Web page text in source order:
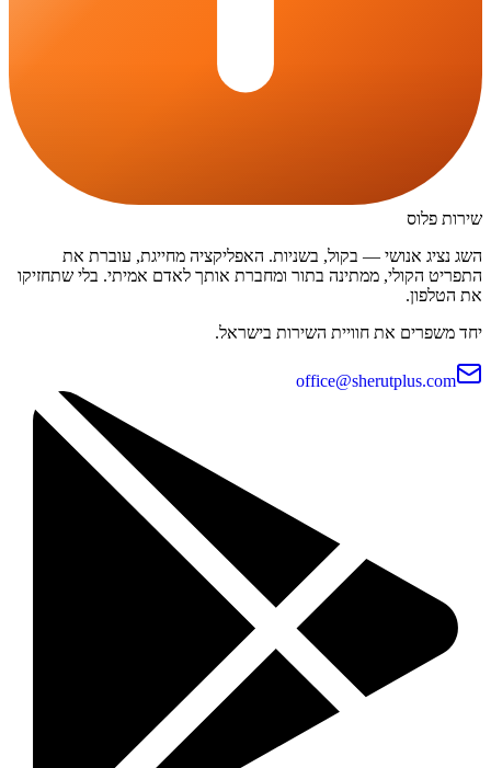
שירות פלוס
השג נציג אנושי — בקול, בשניות. האפליקציה מחייגת, עוברת את
התפריט הקולי, ממתינה בתור ומחברת אותך לאדם אמיתי. בלי שתחזיקו
את הטלפון.
יחד משפרים את חוויית השירות בישראל.
office@sherutplus.com